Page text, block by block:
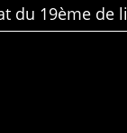
du 19ème de